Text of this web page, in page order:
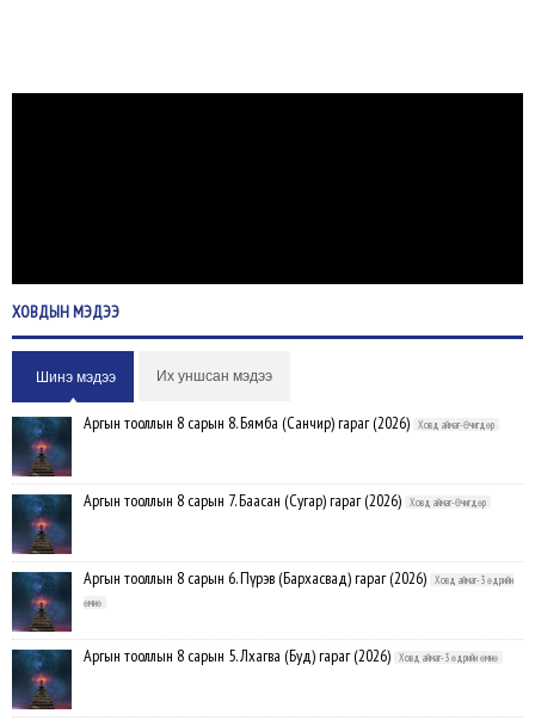
ХОВДЫНМЭДЭЭ
Шинэ мэдээ Их уншсан мэдээ
Аргын тооллын 8 сарын 8. Бямба (Санчир) гараг (2026) Ховд аймаг-Өчигдөр
Аргын тооллын 8 сарын 7. Баасан (Сугар) гараг (2026) Ховд аймаг-Өчигдөр
Аргын тооллын 8 сарын 6. Пүрэв (Бархасвад) гараг (2026)
Ховд аймаг-3 өдрийн
өмнө
Аргын тооллын 8 сарын 5. Лхагва (Буд) гараг (2026) Ховд аймаг-3 өдрийн өмнө